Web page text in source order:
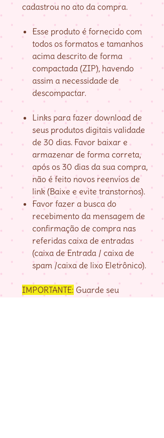
cadastrou no ato da compra.
Esse produto é fornecido com
todos os formatos e tamanhos
acima descrito de forma
compactada (ZIP), havendo
assim a necessidade de
descompactar.
Links para fazer download de
seus produtos digitais validade
de 30 dias. Favor baixar e
armazenar de forma correta,
após os 30 dias da sua compra,
não é feito novos reenvios de
link (Baixe e evite transtornos).
Favor fazer a busca do
recebimento da mensagem de
confirmação de compra nas
referidas caixa de entradas
(caixa de Entrada / caixa de
spam /caixa de lixo Eletrônico).
IMPORTANTE: Guarde seu